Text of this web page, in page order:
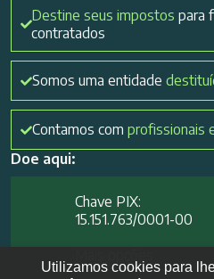
Destine seus impostos para
contratados
Somos uma entidade
Contamos com profissionais
Doe aqui:
Chave PIX:
15.151.763/0001-00​
Utilizamos cookies para